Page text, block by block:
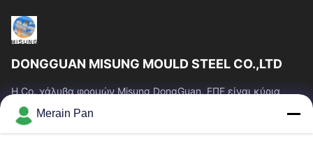
DONGGUAN MISUNG MOULD STEEL CO.,LTD
Η Co. χάλυβα φορμών Misung DongGuan, ΕΠΕ είναι κύρια
επιχείρηση του ανεφοδιασμού που ο πλαστικός χάλυβας
κύβων, καυτός χάλυβας εργασίας, κρύος...
Γρήγοροι Σύνδεσμοι
Merain Pan